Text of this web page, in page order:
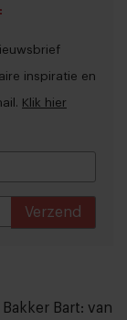
inspiratie en
Klik hier
Verzend
Bart: van